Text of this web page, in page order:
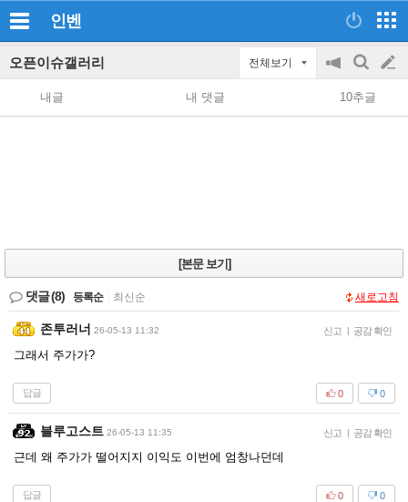
인벤
오픈이슈갤러리 전체보기
공
지
on/off
검
색
글
쓰
내글 내 댓글 10추글
[본문 보기]
댓글(8) 등록순 최신순 새로고침
존투러너 26-05-13 11:32 신고 | 공감 확인
그래서 주가가?
답글 0
0
블루고스트 26-05-13 11:35 신고 | 공감 확인
근데 왜 주가가 떨어지지 이익도 이번에 엄창나던데
답글 0
0